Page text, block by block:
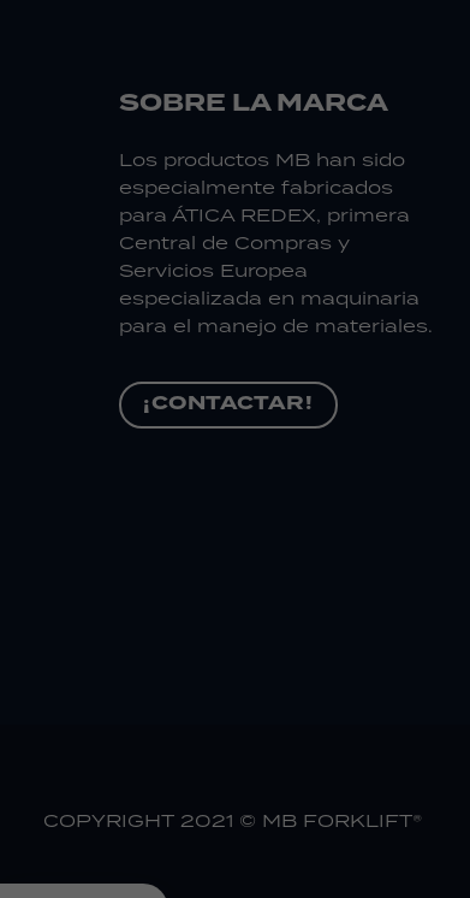
SOBRE LA MARCA
Los productos MB han sido
especialmente fabricados
para ÁTICA REDEX, primera
Central de Compras y
Servicios Europea
especializada en maquinaria
para el manejo de materiales.
¡CONTACTAR!
COPYRIGHT 2021 © MB FORKLIFT®